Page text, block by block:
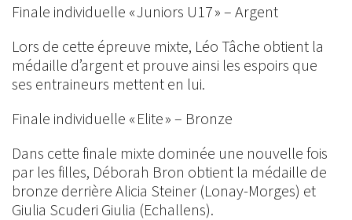
Finale individuelle « Juniors U17 » – Argent
Lors de cette épreuve mixte, Léo Tâche obtient la
médaille d’argent et prouve ainsi les espoirs que
ses entraineurs mettent en lui.
Finale individuelle « Elite » – Bronze
Dans cette finale mixte dominée une nouvelle fois
par les filles, Déborah Bron obtient la médaille de
bronze derrière Alicia Steiner (Lonay-Morges) et
Giulia Scuderi Giulia (Echallens).